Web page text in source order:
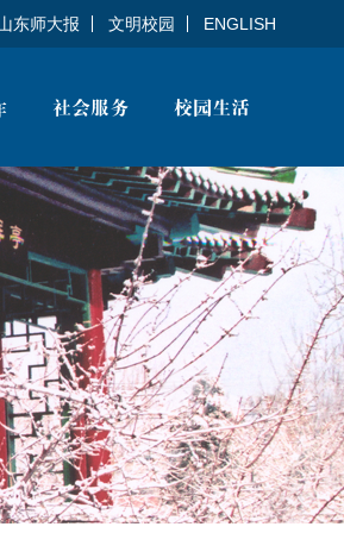
东师大报 文明校园 ENGLISH